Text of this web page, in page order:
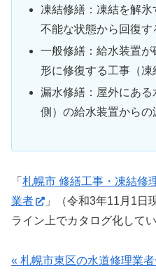
凍結修繕：凍結を解
不能な状態から回復す
一般修繕：給水装置
形に修復する工事（凍
漏水修繕：屋外にあ
側）の給水装置から
「 札幌市 修繕工事・凍結修
業者
」（令和3年11月1日
ライン上でカタログ化してい
« 札幌市東区の水道修理業